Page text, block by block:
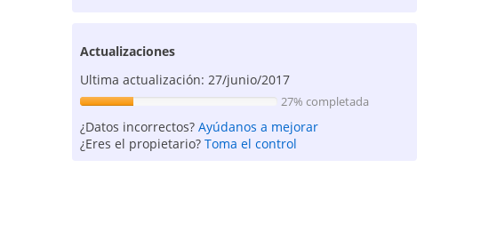
Actualizaciones
Ultima actualización: 27/junio/2017
27% completada
¿Datos incorrectos?Ayúdanos a mejorar
¿Eres el propietario?Toma el control